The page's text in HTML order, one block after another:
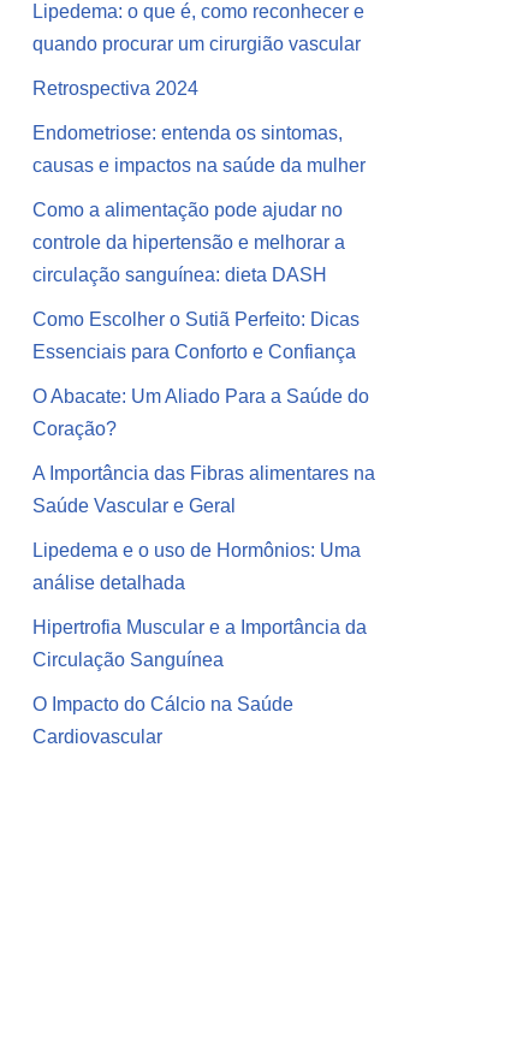
Lipedema: o que é, como reconhecer e
quando procurar um cirurgião vascular
Retrospectiva 2024
Endometriose: entenda os sintomas,
causas e impactos na saúde da mulher
Como a alimentação pode ajudar no
controle da hipertensão e melhorar a
circulação sanguínea: dieta DASH
Como Escolher o Sutiã Perfeito: Dicas
Essenciais para Conforto e Confiança
O Abacate: Um Aliado Para a Saúde do
Coração?
A Importância das Fibras alimentares na
Saúde Vascular e Geral
Lipedema e o uso de Hormônios: Uma
análise detalhada
Hipertrofia Muscular e a Importância da
Circulação Sanguínea
O Impacto do Cálcio na Saúde
Cardiovascular